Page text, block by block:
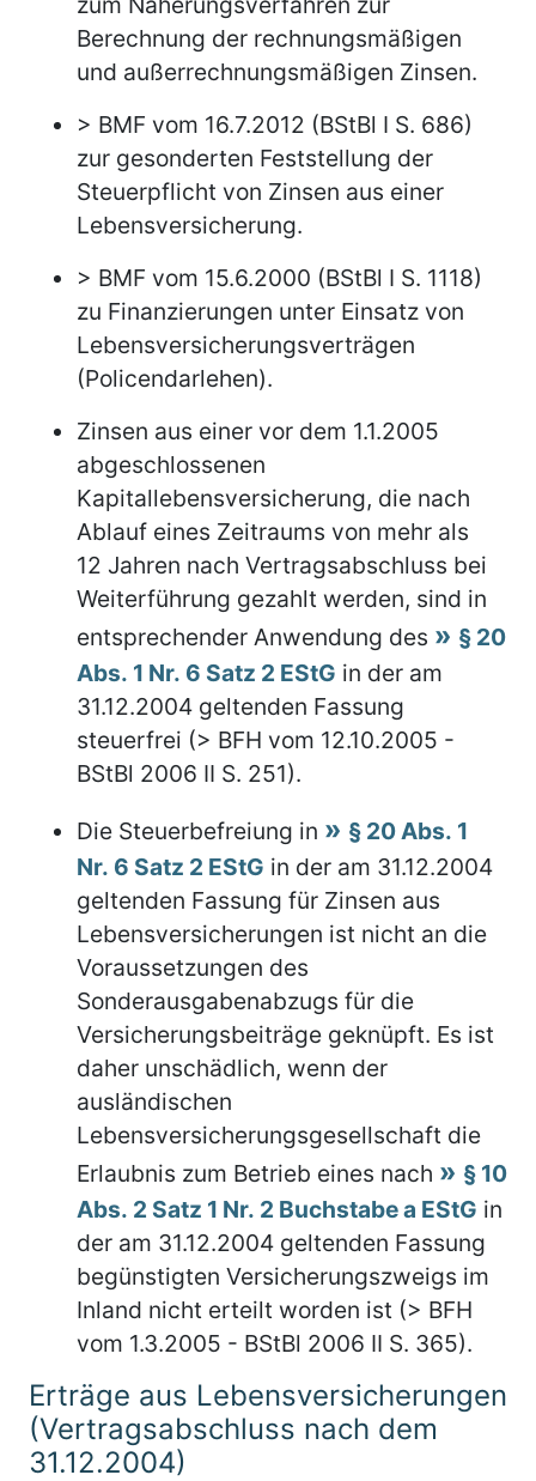
Berechnung der rechnungsmäßigen
und außerrechnungsmäßigen Zinsen.
> BMF vom 16.7.2012 (BStBl I S. 686)
zur gesonderten Feststellung der
Steuerpflicht von Zinsen aus einer
Lebensversicherung.
> BMF vom 15.6.2000 (BStBl I S. 1118)
zu Finanzierungen unter Einsatz von
Lebensversicherungsverträgen
(Policendarlehen).
Zinsen aus einer vor dem 1.1.2005
abgeschlossenen
Kapitallebensversicherung, die nach
Ablauf eines Zeitraums von mehr als
12 Jahren nach Vertragsabschluss bei
Weiterführung gezahlt werden, sind in
entsprechender Anwendung des
§ 20
Abs. 1 Nr. 6 Satz 2 EStG in der am
31.12.2004 geltenden Fassung
steuerfrei (> BFH vom 12.10.2005 -
BStBl 2006 II S. 251).
Die Steuerbefreiung in
§ 20 Abs. 1
Nr. 6 Satz 2 EStG in der am 31.12.2004
geltenden Fassung für Zinsen aus
Lebensversicherungen ist nicht an die
Voraussetzungen des
Sonderausgabenabzugs für die
Versicherungsbeiträge geknüpft. Es ist
daher unschädlich, wenn der
ausländischen
Lebensversicherungsgesellschaft die
Erlaubnis zum Betrieb eines nach
§ 10
Abs. 2 Satz 1 Nr. 2 Buchstabe a EStG in
der am 31.12.2004 geltenden Fassung
begünstigten Versicherungszweigs im
Inland nicht erteilt worden ist (> BFH
vom 1.3.2005 - BStBl 2006 II S. 365).
Erträge aus Lebensversicherungen
(Vertragsabschluss nach dem
31.12.2004)